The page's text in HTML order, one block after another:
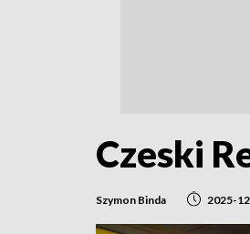
Czeski
Szymon Binda 2025-